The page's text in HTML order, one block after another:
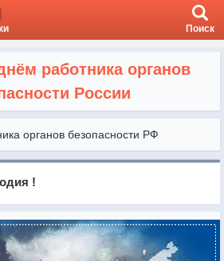
Поиск
работника органов
России
органов безопасности РФ
!